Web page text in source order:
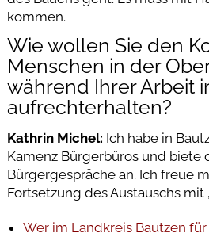
kommen.
Wie wollen Sie den
Menschen in der
während Ihrer Arbeit
aufrechterhalten?
Kathrin Michel: Ich habe in
Kamenz Bürgerbüros und biete
Bürgergespräche an. Ich freue
Fortsetzung des Austauschs mit
Wer im Landkreis Bautzen für